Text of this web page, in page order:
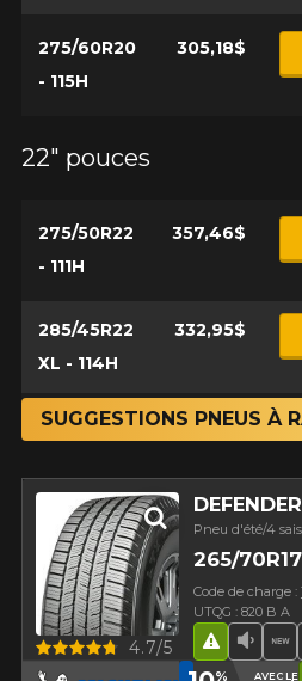
275/60R20
- 115H
305,18$
22" pouces
275/50R22
- 111H
357,46$
285/45R22
XL - 114H
332,95$
SUGGESTIONS PNEUS À
Pneu d'été/4
265/
Code de charge :
UTQG : 820 B A
Hasard
Aperçu 4.7/5
% AVEC LE